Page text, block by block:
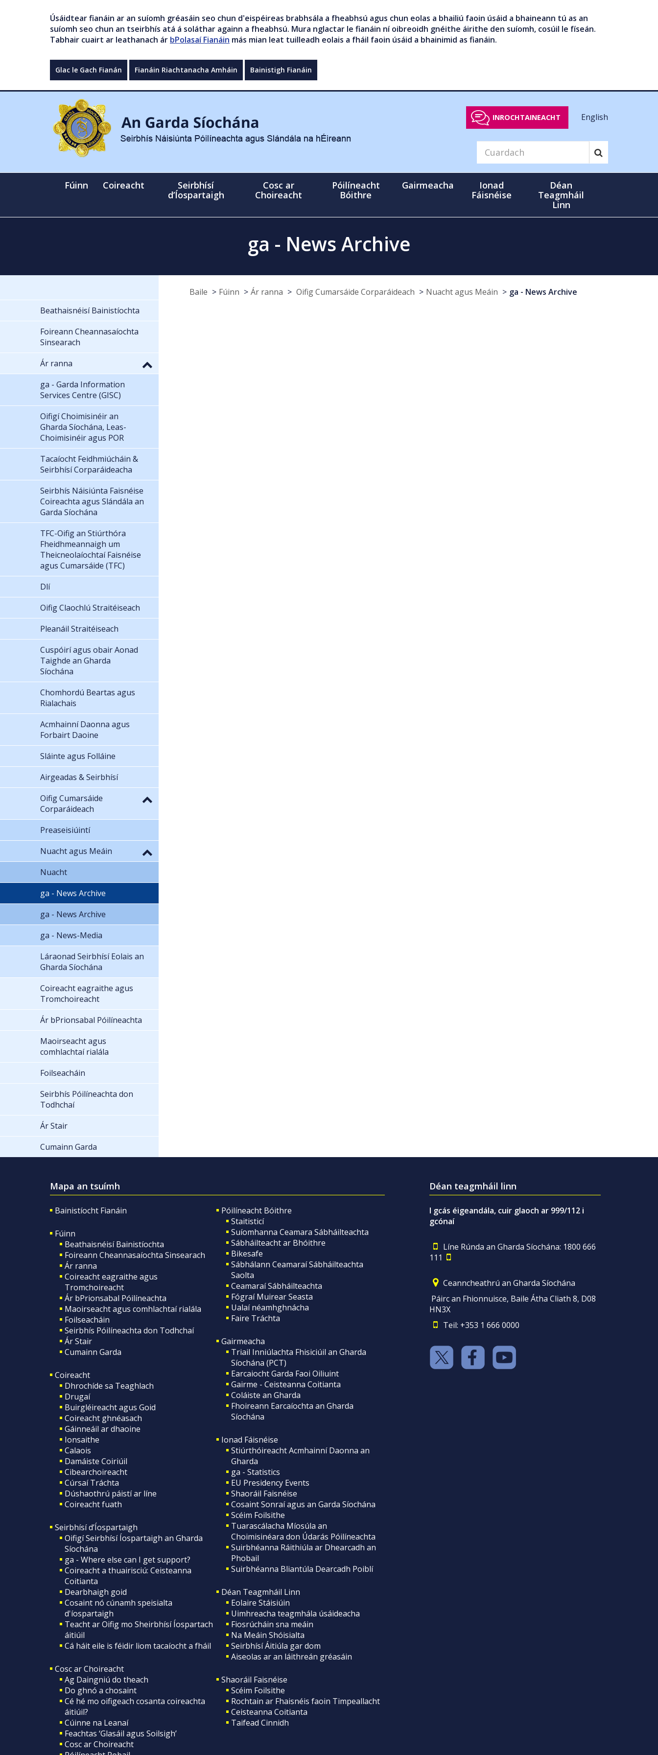
Úsáidtear fianáin ar an suíomh gréasáin seo chun d'eispéireas brabhsála a fheabhsú agus chun eolas a bhailiú faoin úsáid a bhaineann tú as an
suíomh seo chun an tseirbhís atá á soláthar againn a fheabhsú. Mura nglactar le fianáin ní oibreoidh gnéithe áirithe den suíomh, cosúil le físeán.
Tabhair cuairt ar leathanach ár bPolasaí Fianáin más mian leat tuilleadh eolais a fháil faoin úsáid a bhainimid as fianáin.
Glac le Gach Fianán Fianáin Riachtanacha Amháin Bainistigh Fianáin
INROCHTAINEACHT English
Fúinn Coireacht
Seirbhísí
d’Íospartaigh
Cosc ar
Choireacht
Póilíneacht
Bóithre
Gairmeacha
Ionad
Fáisnéise
Déan
Teagmháil
Linn
ga - News Archive
Baile Fúinn Ár ranna Oifig Cumarsáide Corparáideach Nuacht agus Meáin
ga - News Archive
Beathaisnéisí Bainistíochta
Foireann Cheannasaíochta
Sinsearach
Ár ranna
ga - Garda Information
Services Centre (GISC)
Oifigí Choimisinéir an
Gharda Síochána, Leas-
Choimisinéir agus POR
Tacaíocht Feidhmiúcháin &
Seirbhísí Corparáideacha
Seirbhís Náisiúnta Faisnéise
Coireachta agus Slándála an
Garda Síochána
TFC-Oifig an Stiúrthóra
Fheidhmeannaigh um
Theicneolaíochtaí Faisnéise
agus Cumarsáide (TFC)
Dlí
Oifig Claochlú Straitéiseach
Pleanáil Straitéiseach
Cuspóirí agus obair Aonad
Taighde an Gharda
Síochána
Chomhordú Beartas agus
Rialachais
Acmhainní Daonna agus
Forbairt Daoine
Sláinte agus Folláine
Airgeadas & Seirbhísí
Oifig Cumarsáide
Corparáideach
Preaseisiúintí
Nuacht agus Meáin
Nuacht
ga - News Archive
ga - News Archive
ga - News-Media
Láraonad Seirbhísí Eolais an
Gharda Síochána
Coireacht eagraithe agus
Tromchoireacht
Ár bPrionsabal Póilíneachta
Maoirseacht agus
comhlachtaí rialála
Foilseacháin
Seirbhís Póilíneachta don
Todhchaí
Ár Stair
Cumainn Garda
Mapa an tsuímh
Bainistíocht Fianáin
Fúinn
Beathaisnéisí Bainistíochta
Foireann Cheannasaíochta Sinsearach
Ár ranna
Coireacht eagraithe agus
Tromchoireacht
Ár bPrionsabal Póilíneachta
Maoirseacht agus comhlachtaí rialála
Foilseacháin
Seirbhís Póilíneachta don Todhchaí
Ár Stair
Cumainn Garda
Coireacht
Dhrochíde sa Teaghlach
Drugaí
Buirgléireacht agus Goid
Coireacht ghnéasach
Gáinneáil ar dhaoine
Ionsaithe
Calaois
Damáiste Coiriúil
Cibearchoireacht
Cúrsaí Tráchta
Dúshaothrú páistí ar líne
Coireacht fuath
Seirbhísí d’Íospartaigh
Oifigí Seirbhísí Íospartaigh an Gharda
Síochána
ga - Where else can I get support?
Coireacht a thuairisciú: Ceisteanna
Coitianta
Dearbhaigh goid
Cosaint nó cúnamh speisialta
d'íospartaigh
Teacht ar Oifig mo Sheirbhísí Íospartach
áitiúil
Cá háit eile is féidir liom tacaíocht a fháil
Cosc ar Choireacht
Ag Daingniú do theach
Do ghnó a chosaint
Cé hé mo oifigeach cosanta coireachta
áitiúil?
Cúinne na Leanaí
Feachtas ‘Glasáil agus Soilsigh’
Cosc ar Choireacht
Póilíneacht Bóithre
Staitisticí
Suíomhanna Ceamara Sábháilteachta
Sábháilteacht ar Bhóithre
Bikesafe
Sábhálann Ceamaraí Sábháilteachta
Saolta
Ceamaraí Sábháilteachta
Fógraí Muirear Seasta
Ualaí néamhghnácha
Faire Tráchta
Gairmeacha
Triail Inniúlachta Fhisiciúil an Gharda
Síochána (PCT)
Earcaiocht Garda Faoi Oiliuint
Gairme - Ceisteanna Coitianta
Coláiste an Gharda
Fhoireann Earcaíochta an Gharda
Síochána
Ionad Fáisnéise
Stiúrthóireacht Acmhainní Daonna an
Gharda
ga - Statistics
EU Presidency Events
Shaoráil Faisnéise
Cosaint Sonraí agus an Garda Síochána
Scéim Foilsithe
Tuarascálacha Míosúla an
Choimisinéara don Údarás Póilíneachta
Suirbhéanna Ráithiúla ar Dhearcadh an
Phobail
Suirbhéanna Bliantúla Dearcadh Poiblí
Déan Teagmháil Linn
Eolaire Stáisiúin
Uimhreacha teagmhála úsáideacha
Fiosrúcháin sna meáin
Na Meáin Shóisialta
Seirbhísí Áitiúla gar dom
Aiseolas ar an láithreán gréasáin
Shaoráil Faisnéise
Scéim Foilsithe
Rochtain ar Fhaisnéis faoin Timpeallacht
Ceisteanna Coitianta
Taifead Cinnidh
Déan teagmháil linn
I gcás éigeandála, cuir glaoch ar 999/112 i
gcónaí
Líne Rúnda an Gharda Síochána: 1800 666
111
Ceanncheathrú an Gharda Síochána
Páirc an Fhionnuisce, Baile Átha Cliath 8, D08
HN3X
Teil: +353 1 666 0000